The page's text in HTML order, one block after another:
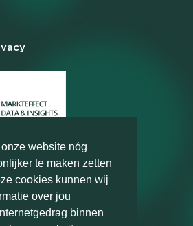
website nóg
te maken zetten
cookies kunnen wij
over jou
binnen